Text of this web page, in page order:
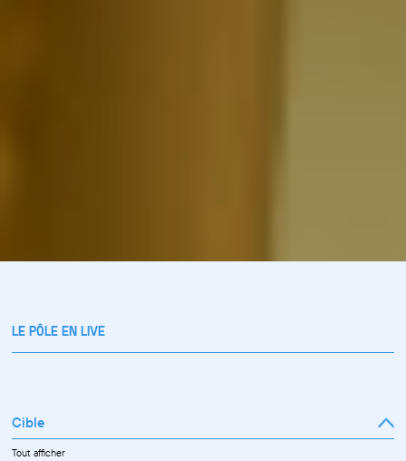
LE PÔLE EN LIVE
Cible
Tout afficher